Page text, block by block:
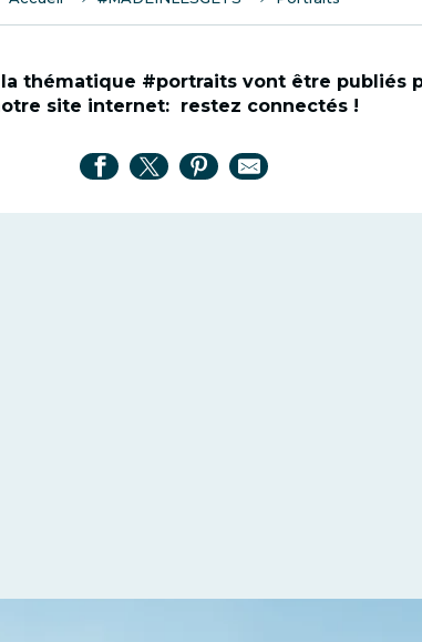
thématique #portraits vont être publiés
site internet: restez connectés !